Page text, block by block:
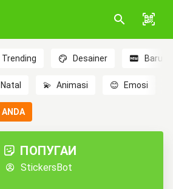
Trending Desainer Baru
Natal 💫 Animasi 😊 Emosi
ANDA
ПОПУГАИ
StickersBot